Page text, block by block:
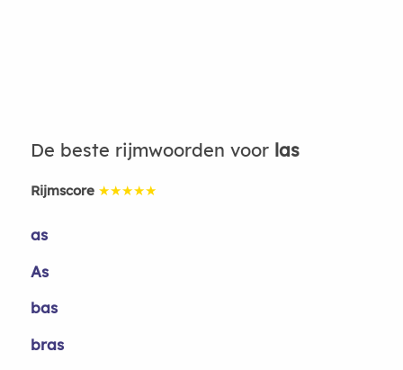
De beste rijmwoorden voor las
Rijmscore ★★★★★
as
As
bas
bras